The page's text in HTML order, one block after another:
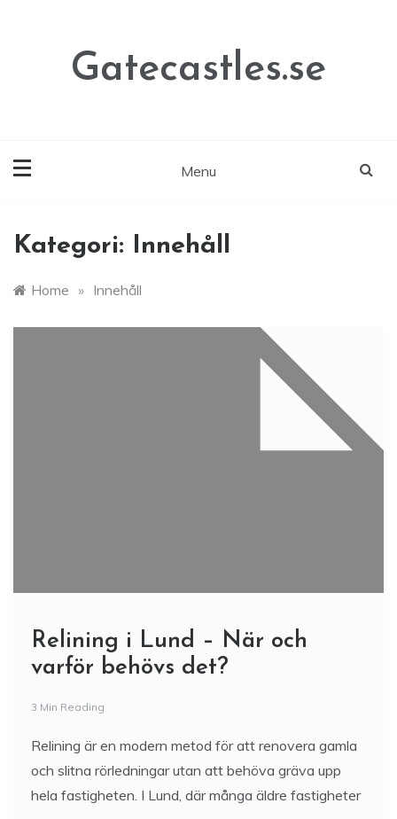
Gatecastles.se
Menu
Kategori: Innehåll
Home » Innehåll
Relining i Lund – När och
varför behövs det?
3 Min Reading
Relining är en modern metod för att renovera gamla
och slitna rörledningar utan att behöva gräva upp
hela fastigheten. I Lund, där många äldre fastigheter